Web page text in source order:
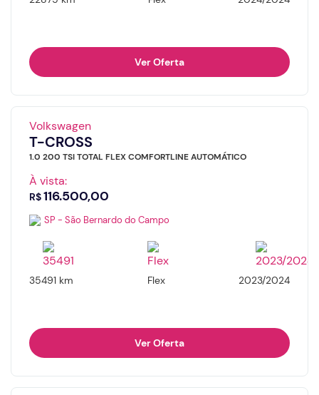
Ver Oferta
Volkswagen
T-CROSS
1.0 200 TSI TOTAL FLEX COMFORTLINE AUTOMÁTICO
À vista:
R$116.500,00
SP - São Bernardo do Campo
35491 km Flex 2023/2024
Ver Oferta